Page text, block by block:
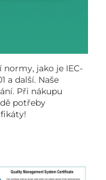
jako je IEC-
a další. Naše
Při nákupu
potřeby